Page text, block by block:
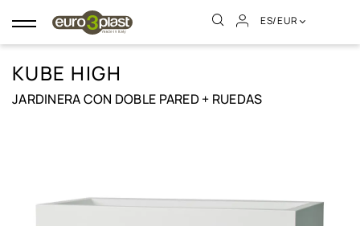
Navegación
de
ES/EUR
KUBE HIGH
JARDINERA CON DOBLE PARED + RUEDAS